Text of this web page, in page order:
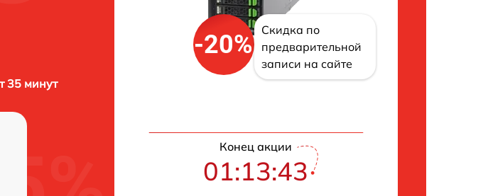
35 минут
-20%
Скидка по
предварительной
записи на сайте
Конец акции
01:13:42